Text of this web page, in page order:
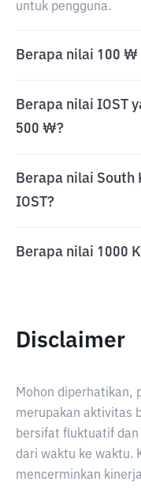
untuk pengguna.
Berapa nilai 100 ₩
Berapa nilai IOST
500 ₩?
Berapa nilai
IOST?
Berapa nilai 1000
Disclaimer
Mohon diperhatikan,
merupakan aktivitas
bersifat fluktuatif
dari waktu ke waktu.
mencerminkan